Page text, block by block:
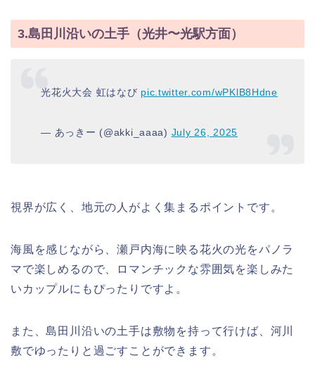
3.島田川沿いの土手（光井〜光駅方面）
光花火大会 虹はなび pic.twitter.com/wPKlB8Hdne
— あっきー (@akki_aaaa) July 26, 2025
視界が広く、地元の人がよく集まるポイントです。
海風を感じながら、瀬戸内海に映る花火の光をパノラ
マで楽しめるので、ロマンチックな雰囲気を楽しみた
いカップルにもぴったりですよ。
また、島田川沿いの土手は敷物を持って行けば、河川
敷でゆったりと過ごすことができます。